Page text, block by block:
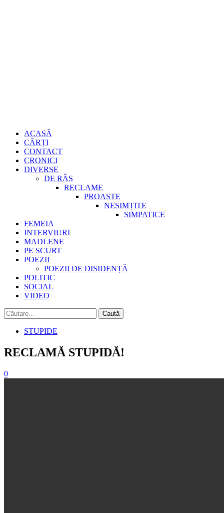
Primary
Menu
ACASĂ
CĂRȚI
CONTACT
CRONICI
DIVERSE
DE RÂS
RECLAME
PROASTE
NESIMȚITE
SIMPATICE
FEMEIA
INTERVIURI
MADLENE
PE SCURT
POEZII
POEZII DE DISIDENȚĂ
POLITIC
SOCIAL
VIDEO
Caută
după:
STUPIDE
RECLAMĂ STUPIDĂ!
0